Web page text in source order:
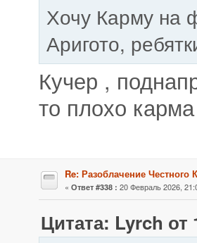
Хочу Карму на
Аригото,
Кучер ,
то плохо
Re: Разоблачение Честного
« Ответ #338 : 20 Февраль 2026,
Цитата: Lyrch от